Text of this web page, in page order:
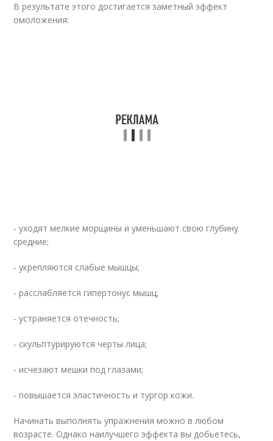
В результате этого достигается заметный эффект
омоложения:
- уходят мелкие морщины и уменьшают свою глубину
средние;
- укрепляются слабые мышцы;
- расслабляется гипертонус мышц;
- устраняется отечность;
- скульптурируются черты лица;
- исчезают мешки под глазами;
- повышается эластичность и тургор кожи.
Начинать выполнять упражнения можно в любом
возрасте. Однако наилучшего эффекта вы добьетесь,